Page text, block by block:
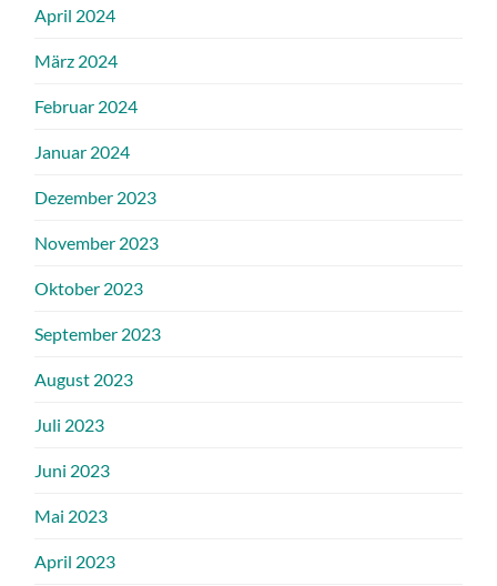
April 2024
März 2024
Februar 2024
Januar 2024
Dezember 2023
November 2023
Oktober 2023
September 2023
August 2023
Juli 2023
Juni 2023
Mai 2023
April 2023